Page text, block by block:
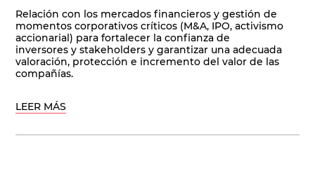
Relación con los mercados financieros y gestión de
momentos corporativos críticos (M&A, IPO, activismo
accionarial) para fortalecer la confianza de
inversores y stakeholders y garantizar una adecuada
valoración, protección e incremento del valor de las
compañías.
LEER MÁS